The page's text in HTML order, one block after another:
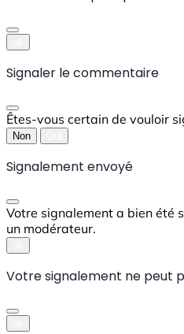
Signaler le commentaire
Êtes-vous certain de vouloir
Non
Signalement envoyé
Votre signalement a bien été
un modérateur.
Votre signalement ne peut